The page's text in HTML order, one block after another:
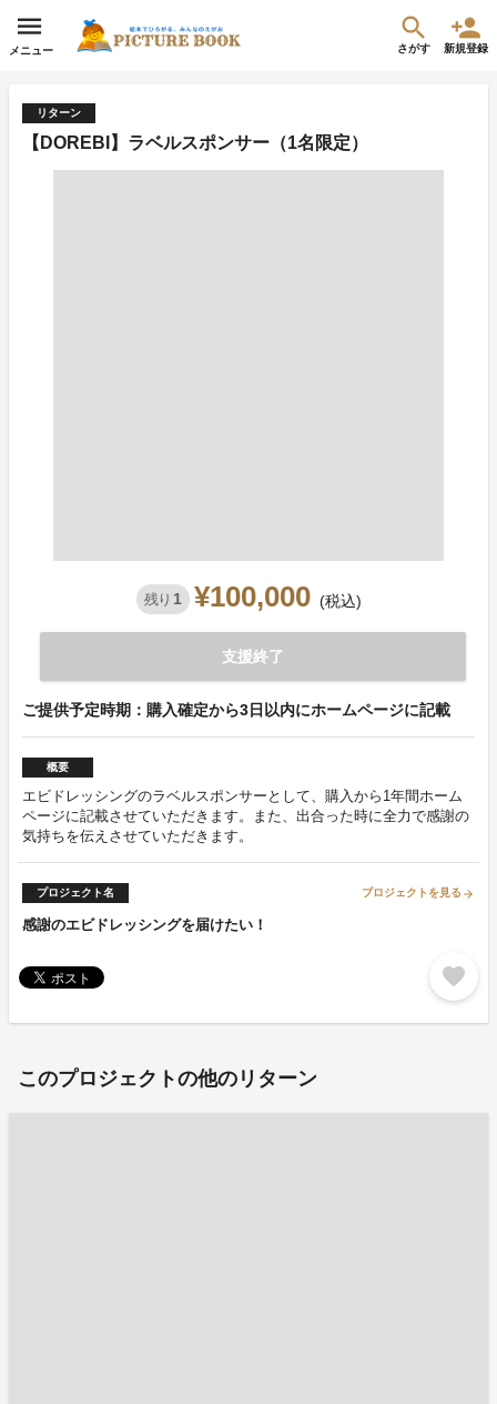
メニュー さがす 新規登録
リターン
【DOREBI】ラベルスポンサー（1名限定）
残り 1 ¥100,000 (税込)
支援終了
ご提供予定時期：購入確定から3日以内にホームページに記載
概要
エビドレッシングのラベルスポンサーとして、購入から1年間ホーム
ページに記載させていただきます。また、出合った時に全力で感謝の
気持ちを伝えさせていただきます。
プロジェクト名 プロジェクトを見る arrow_forward
感謝のエビドレッシングを届けたい！
favorite
このプロジェクトの他のリターン